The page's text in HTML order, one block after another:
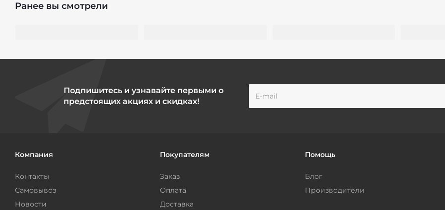
Ранее вы смотрели
Подпишитесь и узнавайте первыми о
предстоящих акциях и скидках!
Компания
Контакты
Самовывоз
Новости
Покупателям
Заказ
Оплата
Доставка
Помощь
Блог
Производители